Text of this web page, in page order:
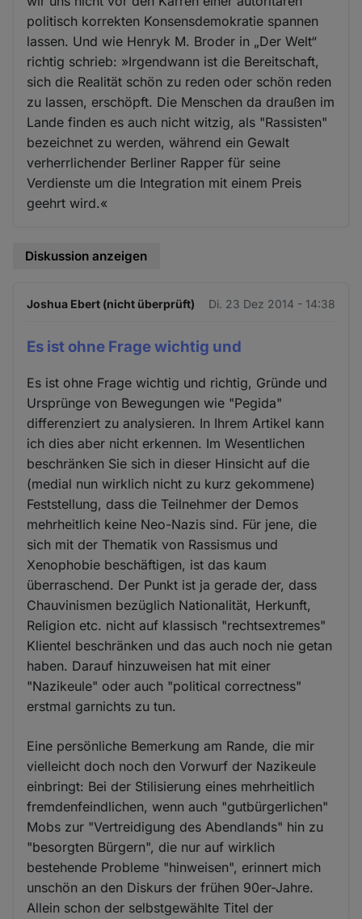
politisch korrekten Konsensdemokratie spannen
lassen. Und wie Henryk M. Broder in „Der Welt“
richtig schrieb: »Irgendwann ist die Bereitschaft,
sich die Realität schön zu reden oder schön reden
zu lassen, erschöpft. Die Menschen da draußen im
Lande finden es auch nicht witzig, als "Rassisten"
bezeichnet zu werden, während ein Gewalt
verherrlichender Berliner Rapper für seine
Verdienste um die Integration mit einem Preis
geehrt wird.«
Diskussion anzeigen
Joshua Ebert (nicht überprüft) Di. 23 Dez 2014 - 14:38
Es ist ohne Frage wichtig und
Es ist ohne Frage wichtig und richtig, Gründe und
Ursprünge von Bewegungen wie "Pegida"
differenziert zu analysieren. In Ihrem Artikel kann
ich dies aber nicht erkennen. Im Wesentlichen
beschränken Sie sich in dieser Hinsicht auf die
(medial nun wirklich nicht zu kurz gekommene)
Feststellung, dass die Teilnehmer der Demos
mehrheitlich keine Neo-Nazis sind. Für jene, die
sich mit der Thematik von Rassismus und
Xenophobie beschäftigen, ist das kaum
überraschend. Der Punkt ist ja gerade der, dass
Chauvinismen bezüglich Nationalität, Herkunft,
Religion etc. nicht auf klassisch "rechtsextremes"
Klientel beschränken und das auch noch nie getan
haben. Darauf hinzuweisen hat mit einer
"Nazikeule" oder auch "political correctness"
erstmal garnichts zu tun.
Eine persönliche Bemerkung am Rande, die mir
vielleicht doch noch den Vorwurf der Nazikeule
einbringt: Bei der Stilisierung eines mehrheitlich
fremdenfeindlichen, wenn auch "gutbürgerlichen"
Mobs zur "Vertreidigung des Abendlands" hin zu
"besorgten Bürgern", die nur auf wirklich
bestehende Probleme "hinweisen", erinnert mich
unschön an den Diskurs der frühen 90er-Jahre.
Allein schon der selbstgewählte Titel der